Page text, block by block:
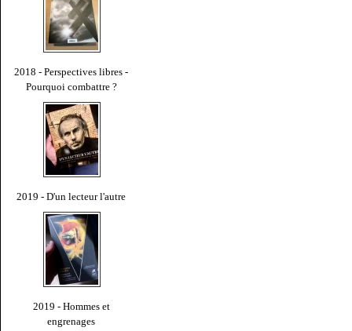
2018 - Perspectives libres -
Pourquoi combattre ?
2019 - D'un lecteur l'autre
2019 - Hommes et
engrenages